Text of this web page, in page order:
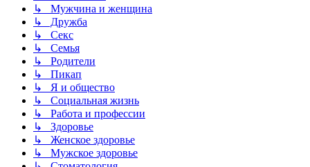
↳ Мужчина и женщина
↳ Дружба
↳ Секс
↳ Семья
↳ Родители
↳ Пикап
↳ Я и общество
↳ Социальная жизнь
↳ Работа и профессии
↳ Здоровье
↳ Женское здоровье
↳ Мужское здоровье